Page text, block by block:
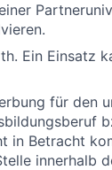
Ein Einsatz
für den
in Betracht
innerhalb